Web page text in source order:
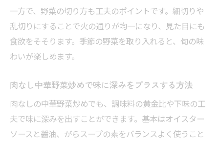
一方で、野菜の切り方も工夫のポイントです。細切りや
乱切りにすることで火の通りが均一になり、見た目にも
食欲をそそります。季節の野菜を取り入れると、旬の味
わいが楽しめます。
肉なし中華野菜炒めで味に深みをプラスする方法
肉なしの中華野菜炒めでも、調味料の黄金比や下味の工
夫で味に深みを出すことができます。基本はオイスター
ソースと醤油、がらスープの素をバランスよく使うこと